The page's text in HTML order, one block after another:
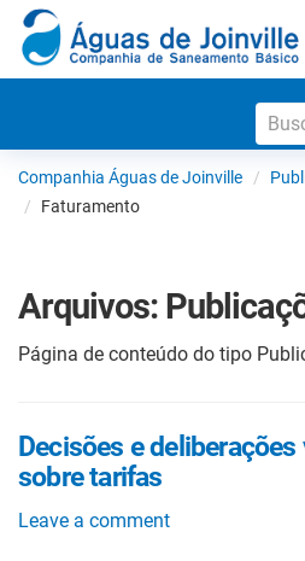
Companhia Águas de Joinville
Faturamento
Arquivos:
Página de conteúdo do tipo
Decisões e
sobre tarifas
Leave a comment